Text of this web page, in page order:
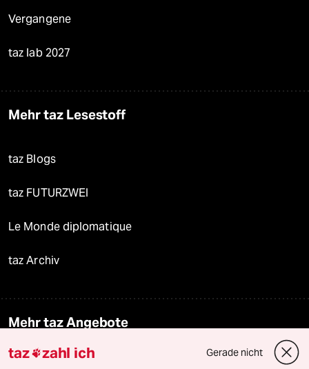
Vergangene
taz lab 2027
Mehr taz Lesestoff
taz Blogs
taz FUTURZWEI
Le Monde diplomatique
taz Archiv
Mehr taz Angebote
taz zahl ich Gerade nicht